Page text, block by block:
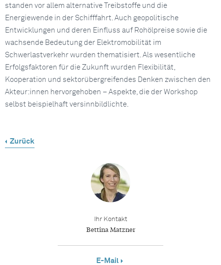
standen vor allem alternative Treibstoffe und die
Energiewende in der Schifffahrt. Auch geopolitische
Entwicklungen und deren Einfluss auf Rohölpreise sowie die
wachsende Bedeutung der Elektromobilität im
Schwerlastverkehr wurden thematisiert. Als wesentliche
Erfolgsfaktoren für die Zukunft wurden Flexibilität,
Kooperation und sektorübergreifendes Denken zwischen den
Akteur:innen hervorgehoben – Aspekte, die der Workshop
selbst beispielhaft versinnbildlichte.
Zurück
Ihr Kontakt
Bettina Matzner
E-Mail